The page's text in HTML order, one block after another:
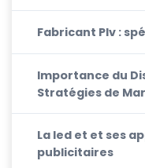
Fabricant Plv :
Importance du
Stratégies de
La led et et ses
publicitaires